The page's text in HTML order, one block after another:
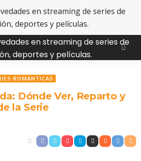
ROMÁNTICAS
Dónde Ver, Reparto y
la Serie